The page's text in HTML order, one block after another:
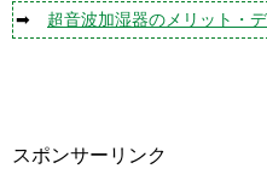
➡ 超音波加湿器のメリット・
スポンサーリンク